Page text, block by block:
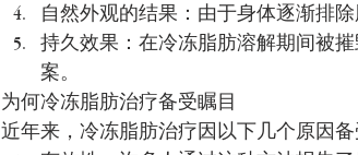
自然外观的结果：由于身体逐渐排
持久效果：在冷冻脂肪溶解期间被
案。
为何冷冻脂肪治疗备受瞩目
近年来，冷冻脂肪治疗因以下几个原因备